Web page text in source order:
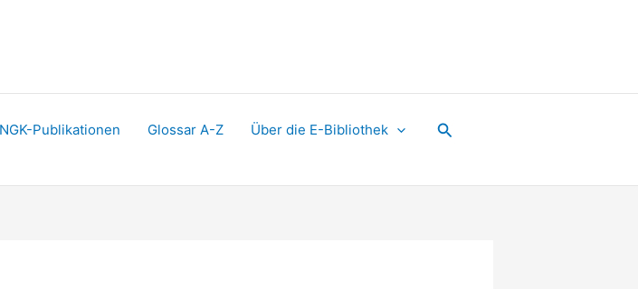
Publikationen Glossar A-Z Über die E-Bibliothek Suchen